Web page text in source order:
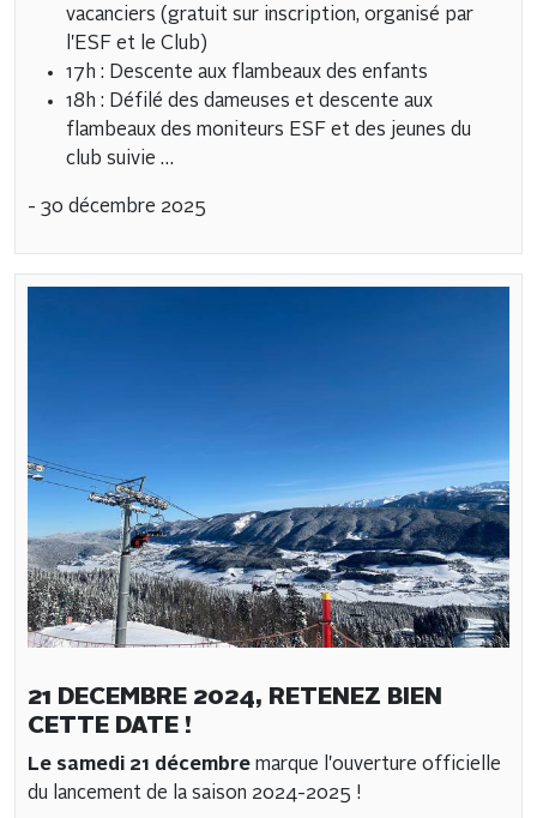
vacanciers (gratuit sur inscription, organisé par
l'ESF et le Club)
17h : Descente aux flambeaux des enfants
18h : Défilé des dameuses et descente aux
flambeaux des moniteurs ESF et des jeunes du
club suivie …
- 30 décembre 2025
21 DECEMBRE 2024, RETENEZ BIEN
CETTE DATE !
Le samedi 21 décembre marque l'ouverture officielle
du lancement de la saison 2024-2025 !